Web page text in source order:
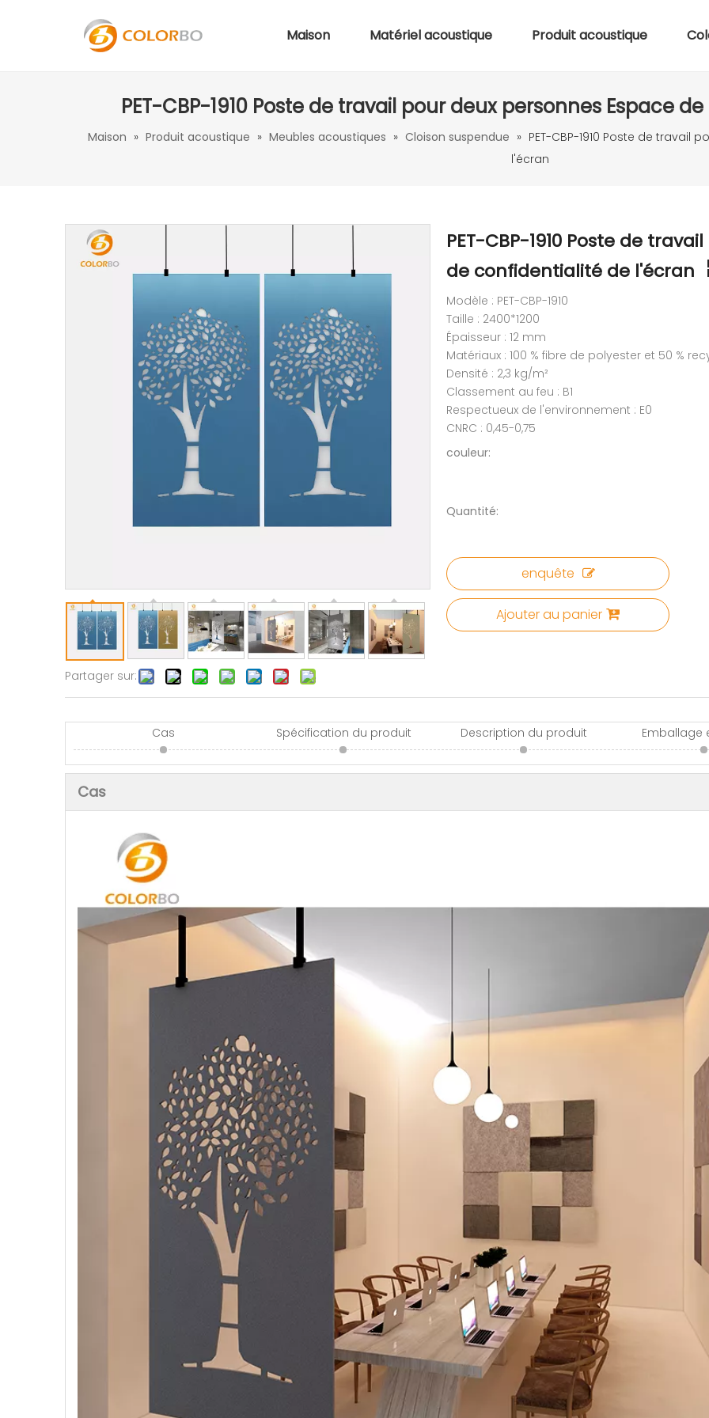
Maison Matériel acoustique Produit acoustique
PET-CBP-1910 Poste de travail pour deux personnes Espace
Maison » Produit acoustique » Meubles acoustiques » Cloison suspendue » PET-CBP-1910 Poste de
l'écran
Partager sur:
PET-CBP-1910 Poste de
de confidentialité de l'écran
Modèle : PET-CBP-1910
Taille : 2400*1200
Épaisseur : 12 mm
Matériaux : 100 % fibre de polyester et 50 %
Densité : 2,3 kg/m²
Classement au feu : B1
Respectueux de l'environnement : E0
CNRC : 0,45-0,75
couleur:
Quantité:
enquête
Ajouter au panier
Cas Spécification du produit Description du produit Emballage
Cas